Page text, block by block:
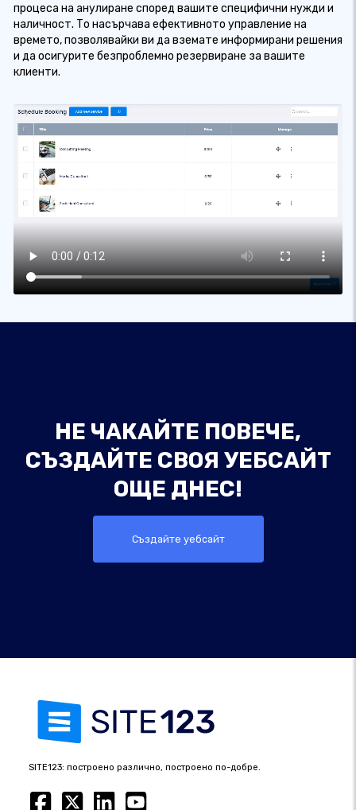
процеса на анулиране според вашите специфични нужди и
наличност. То насърчава ефективното управление на
времето, позволявайки ви да вземате информирани решения
и да осигурите безпроблемно резервиране за вашите
клиенти.
НЕ ЧАКАЙТЕ ПОВЕЧЕ,
СЪЗДАЙТЕ СВОЯ УЕБСАЙТ
ОЩЕ ДНЕС!
Създайте уебсайт
SITE123: построено различно, построено по-добре.